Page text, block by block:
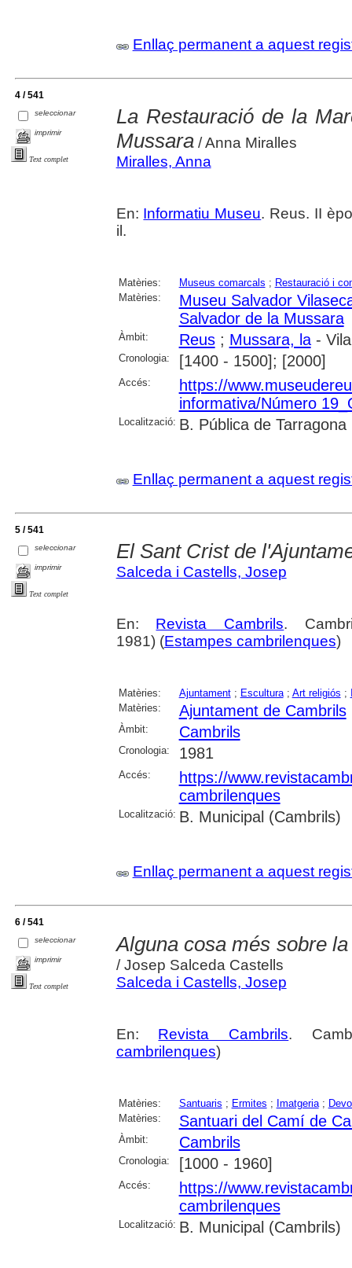
Enllaç permanent a aquest
4 / 541
seleccionar
imprimir
Text complet
La Restauració de la
Mussara/ Anna Miralles
Miralles, Anna
En: Informatiu Museu. Reus. II
il.
Matèries: Museus comarcals ; Restauració i
Matèries:
Museu Salvador
Salvador de la Mussara
Àmbit: Reus; Mussara, la-
Cronologia: [1400 - 1500]; [2000]
Accés:
https://
informativa/Número
Localització: B. Pública de Tarragona
Enllaç permanent a aquest
5 / 541
seleccionar
imprimir
Text complet
El Sant Crist de
Salceda i Castells, Josep
En: Revista Cambrils.
1981) (Estampes cambrilenques)
Matèries: Ajuntament; Escultura; Art religiós ;
Matèries:
Ajuntament de Cambrils
Àmbit: Cambrils
Cronologia: 1981
Accés:
https://
cambrilenques
Localització: B. Municipal (Cambrils)
Enllaç permanent a aquest
6 / 541
seleccionar
imprimir
Text complet
Alguna cosa més sobre
/ Josep Salceda Castells
Salceda i Castells, Josep
En: Revista Cambrils.
cambrilenques)
Matèries: Santuaris ; Ermites ; Imatgeria;
Matèries:
Santuari del Camí de
Àmbit: Cambrils
Cronologia: [1000 - 1960]
Accés:
https://
cambrilenques
Localització: B. Municipal (Cambrils)